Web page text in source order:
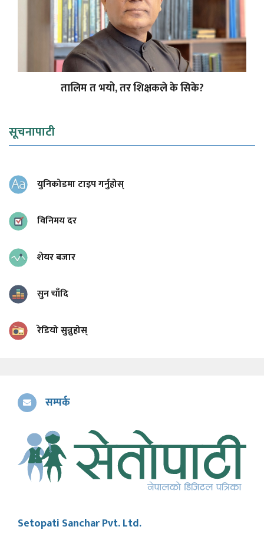
तालिम त भयो, तर शिक्षकले के सिके?
सूचनापाटी
युनिकोडमा टाइप गर्नुहोस्
विनिमय दर
शेयर बजार
सुन चाँदि
रेडियो सुन्नुहोस्
सम्पर्क
Setopati Sanchar Pvt. Ltd.